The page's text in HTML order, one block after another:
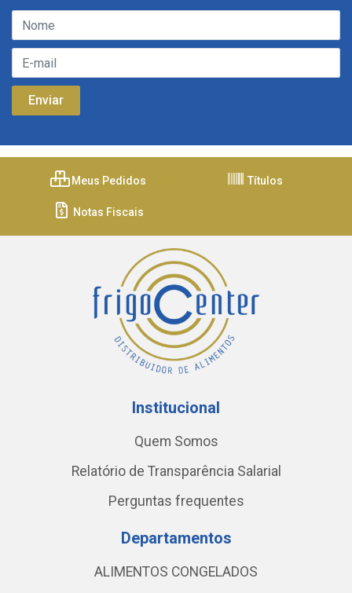
Meus Pedidos Títulos
Notas Fiscais
Institucional
Quem Somos
Relatório de Transparência Salarial
Perguntas frequentes
Departamentos
ALIMENTOS CONGELADOS